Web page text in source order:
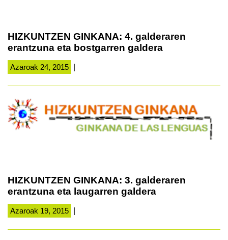
HIZKUNTZEN GINKANA: 4. galderaren
erantzuna eta bostgarren galdera
Azaroak 24, 2015
HIZKUNTZEN GINKANA: 3. galderaren
erantzuna eta laugarren galdera
Azaroak 19, 2015